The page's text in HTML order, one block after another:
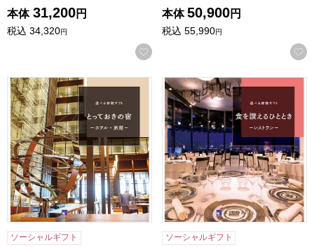
本体 31,200円
税込 34,320円
お気に入りに登録する
本体 50,900円
税込 55,990円
選べる体験ギフト とっておきの宿【カタログギフト】【贈
ソーシャルギフト
選べる体験ギフト 食を讃え
ソーシャルギフト